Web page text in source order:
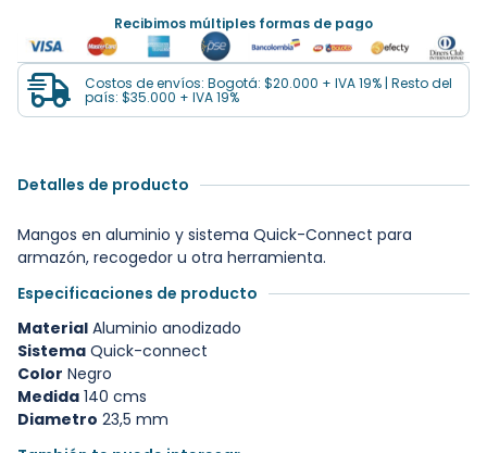
Recibimos múltiples formas de pago
Costos de envíos: Bogotá: $20.000 + IVA 19% | Resto del
país: $35.000 + IVA 19%
Detalles de producto
Mangos en aluminio y sistema Quick-Connect para
armazón, recogedor u otra herramienta.
Especificaciones de producto
Material Aluminio anodizado
Sistema Quick-connect
Color Negro
Medida 140 cms
Diametro 23,5 mm